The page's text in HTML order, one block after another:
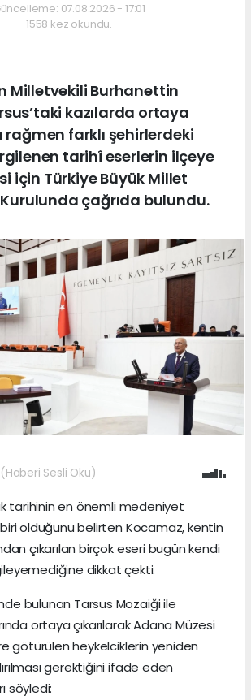
07.08.2026 - 17:01
1558 kez okundu.
Milletvekili Burhanettin
kazılarda ortaya
rağmen farklı şehirlerdeki
tarihî eserlerin ilçeye
için Türkiye Büyük Millet
çağrıda bulundu.
(Haberi Sesli Oku)
tarihinin en önemli medeniyet
olduğunu belirten Kocamaz, kentin
çıkarılan birçok eseri bugün kendi
dikkat çekti.
bulunan Tarsus Mozaiği ile
ortaya çıkarılarak Adana Müzesi
götürülen heykelciklerin yeniden
gerektiğini ifade eden
söyledi: